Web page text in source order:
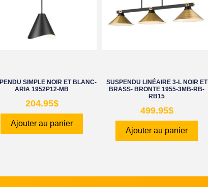
SIMPLE NOIR ET BLANC-
ARIA 1952P12-MB
204.95$
Ajouter au panier
SUSPENDU LINÉAIRE 3-L NOIR ET
BRASS- BRONTE 1955-3MB-RB-
RB15
499.95$
Ajouter au panier